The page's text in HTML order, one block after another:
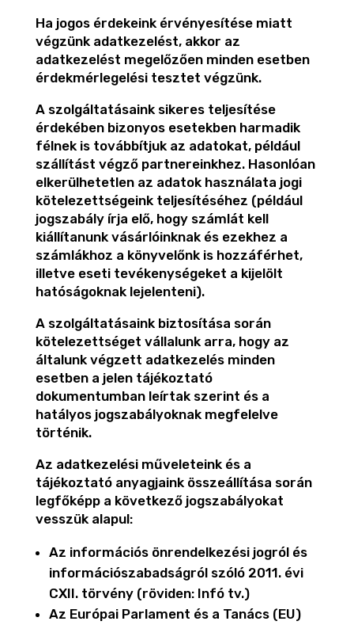
Ha jogos érdekeink érvényesítése miatt
végzünk adatkezelést, akkor az
adatkezelést megelőzően minden esetben
érdekmérlegelési tesztet végzünk.
A szolgáltatásaink sikeres teljesítése
érdekében bizonyos esetekben harmadik
félnek is továbbítjuk az adatokat, például
szállítást végző partnereinkhez. Hasonlóan
elkerülhetetlen az adatok használata jogi
kötelezettségeink teljesítéséhez (például
jogszabály írja elő, hogy számlát kell
kiállítanunk vásárlóinknak és ezekhez a
számlákhoz a könyvelőnk is hozzáférhet,
illetve eseti tevékenységeket a kijelölt
hatóságoknak lejelenteni).
A szolgáltatásaink biztosítása során
kötelezettséget vállalunk arra, hogy az
általunk végzett adatkezelés minden
esetben a jelen tájékoztató
dokumentumban leírtak szerint és a
hatályos jogszabályoknak megfelelve
történik.
Az adatkezelési műveleteink és a
tájékoztató anyagjaink összeállítása során
legfőképp a következő jogszabályokat
vesszük alapul:
Az információs önrendelkezési jogról és
információszabadságról szóló 2011. évi
CXII. törvény (röviden: Infó tv.)
Az Európai Parlament és a Tanács (EU)